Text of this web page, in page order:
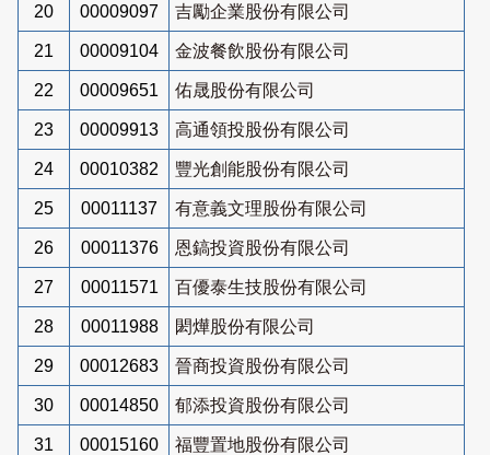
20 00009097 吉勵企業股份有限公司
21 00009104 金波餐飲股份有限公司
22 00009651 佑晟股份有限公司
23 00009913 高通領投股份有限公司
24 00010382 豐光創能股份有限公司
25 00011137 有意義文理股份有限公司
26 00011376 恩鎬投資股份有限公司
27 00011571 百優泰生技股份有限公司
28 00011988 閎燁股份有限公司
29 00012683 晉商投資股份有限公司
30 00014850 郁添投資股份有限公司
31 00015160 福豐置地股份有限公司